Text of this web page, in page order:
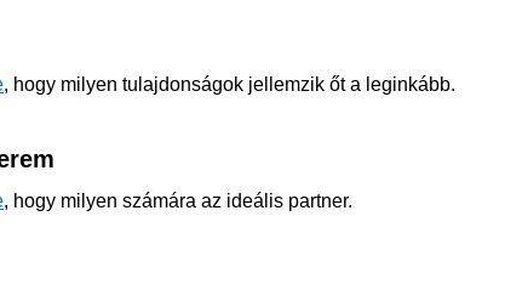
, hogy milyen tulajdonságok jellemzik őt a leginkább.
, hogy milyen számára az ideális partner.